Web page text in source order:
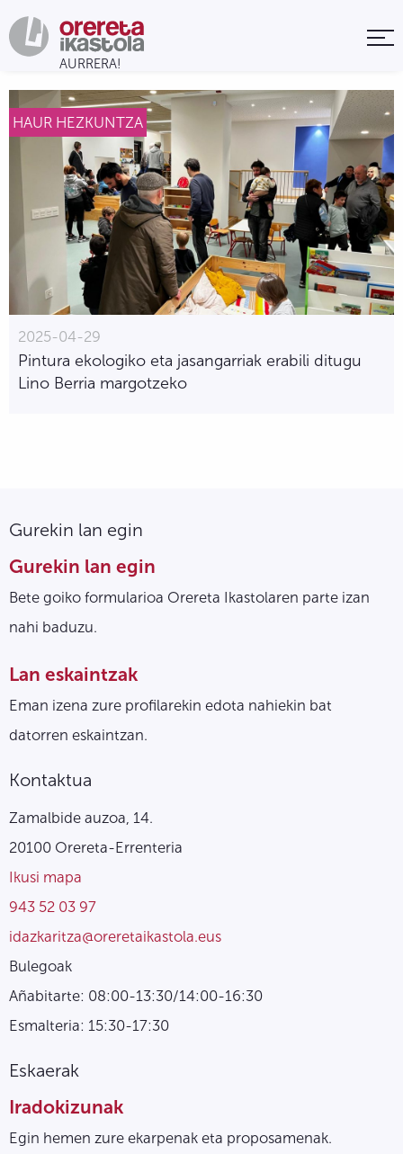
HAUR HEZKUNTZA
2025-04-29
Pintura ekologiko eta jasangarriak erabili ditugu
Lino Berria margotzeko
Gurekin lan egin
Gurekin lan egin
Bete goiko formularioa Orereta Ikastolaren parte izan
nahi baduzu.
Lan eskaintzak
Eman izena zure profilarekin edota nahiekin bat
datorren eskaintzan.
Kontaktua
Zamalbide auzoa, 14.
20100 Orereta-Errenteria
Ikusi mapa
943 52 03 97
idazkaritza@oreretaikastola.eus
Bulegoak
Añabitarte: 08:00-13:30/14:00-16:30
Esmalteria: 15:30-17:30
Eskaerak
Iradokizunak
Egin hemen zure ekarpenak eta proposamenak.